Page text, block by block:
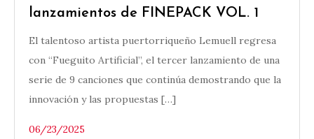
lanzamientos de FINEPACK VOL. 1
El talentoso artista puertorriqueño Lemuell regresa
con “Fueguito Artificial”, el tercer lanzamiento de una
serie de 9 canciones que continúa demostrando que la
innovación y las propuestas […]
06/23/2025